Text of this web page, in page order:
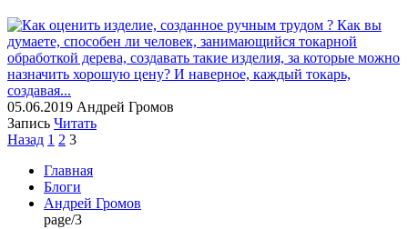
Как вы
думаете, способен ли человек, занимающийся токарной
обработкой дерева, создавать такие изделия, за которые можно
назначить хорошую цену? И наверное, каждый токарь,
создавая...
05.06.2019 Андрей Громов
Запись Читать
Пагинация
записей
Назад 1 2 3
Главная
Блоги
Андрей Громов
page/3